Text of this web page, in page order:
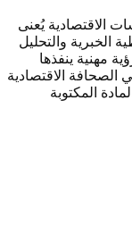
الاقتصادية يُعنى
الخبرية والتحليل
مهنية ينفذها
الاقتصادية
المكتوبة